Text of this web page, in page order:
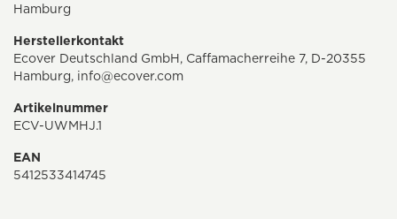
Hamburg
Herstellerkontakt
Ecover Deutschland GmbH, Caffamacherreihe 7, D-20355
Hamburg, info@ecover.com
Artikelnummer
ECV-UWMHJ.1
EAN
5412533414745